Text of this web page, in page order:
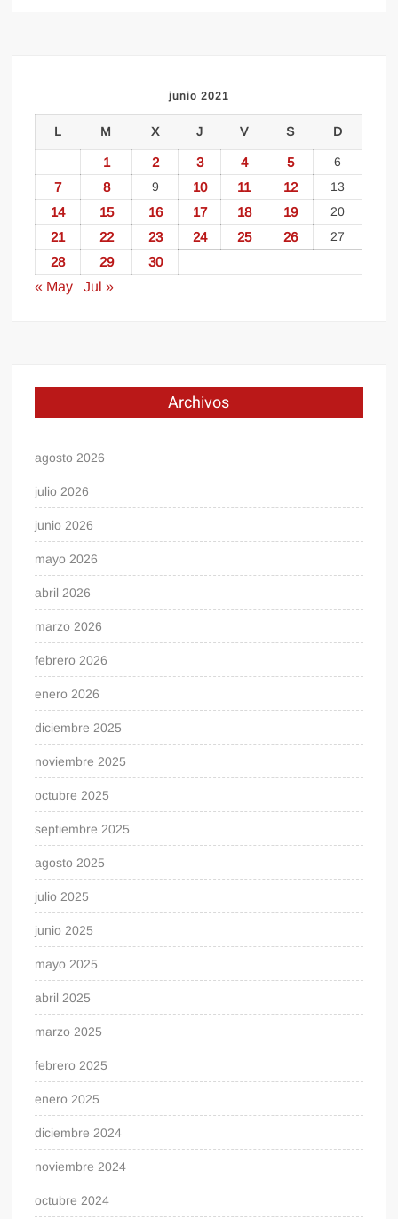
junio 2021
L M X J V S D
1 2 3 4 5 6
7 8 9 10 11 12 13
14 15 16 17 18 19 20
21 22 23 24 25 26 27
28 29
30
« May
Jul »
Archivos
agosto 2026
julio 2026
junio 2026
mayo 2026
abril 2026
marzo 2026
febrero 2026
enero 2026
diciembre 2025
noviembre 2025
octubre 2025
septiembre 2025
agosto 2025
julio 2025
junio 2025
mayo 2025
abril 2025
marzo 2025
febrero 2025
enero 2025
diciembre 2024
noviembre 2024
octubre 2024